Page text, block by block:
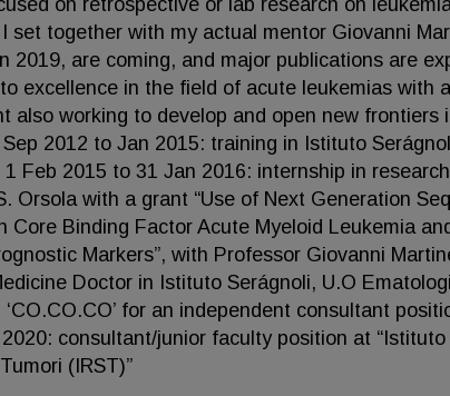
on retrospective or lab research on
together with my actual mentor Giovanni
2019, are coming, and major publications are
excellence in the field of acute leukemias with
also working to develop and open new frontiers
2012 to Jan 2015: training in Istituto
Feb 2015 to 31 Jan 2016: internship in
Orsola with a grant “Use of Next Generation
Binding Factor Acute Myeloid Leukemia
Markers”, with Professor Giovanni
Doctor in Istituto Serágnoli, U.O
for an independent consultant
consultant/junior faculty position at
(IRST)”